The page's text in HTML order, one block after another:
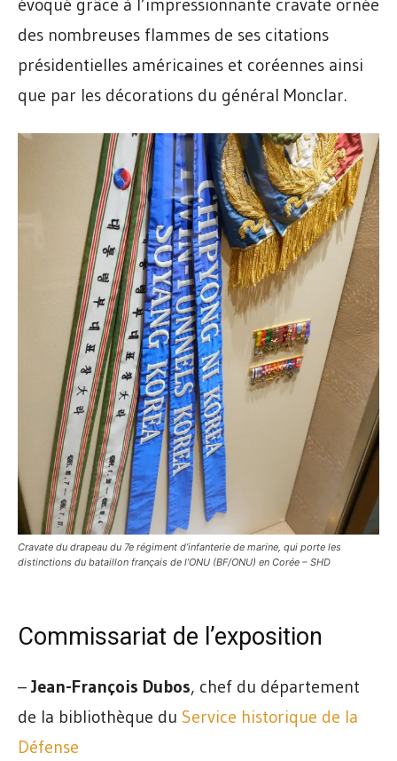
évoqué grâce à l’impressionnante cravate ornée
des nombreuses flammes de ses citations
présidentielles américaines et coréennes ainsi
que par les décorations du général Monclar.
Cravate du drapeau du 7e régiment d’infanterie de marine, qui porte les
distinctions du bataillon français de l’ONU (BF/ONU) en Corée – SHD
Commissariat de l’exposition
– Jean-François Dubos, chef du département
de la bibliothèque du Service historique de la
Défense